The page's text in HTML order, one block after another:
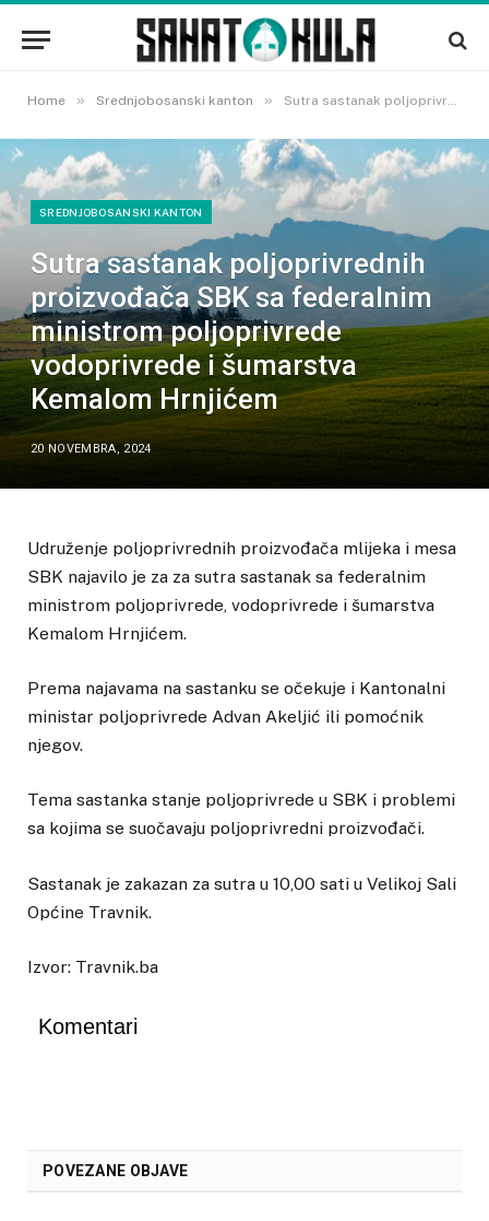
Home » Srednjobosanski kanton » Sutra sastanak poljoprivrednih proizvođača SBK sa federalnim ministrom poljoprivrede vodoprivrede i šumarstva Kemalom Hrnjićem
SREDNJOBOSANSKI KANTON
Sutra sastanak poljoprivrednih
proizvođača SBK sa federalnim
ministrom poljoprivrede
vodoprivrede i šumarstva
Kemalom Hrnjićem
20 NOVEMBRA, 2024
Udruženje poljoprivrednih proizvođača mlijeka i mesa
SBK najavilo je za za sutra sastanak sa federalnim
ministrom poljoprivrede, vodoprivrede i šumarstva
Kemalom Hrnjićem.
Prema najavama na sastanku se očekuje i Kantonalni
ministar poljoprivrede Advan Akeljić ili pomoćnik
njegov.
Tema sastanka stanje poljoprivrede u SBK i problemi
sa kojima se suočavaju poljoprivredni proizvođači.
Sastanak je zakazan za sutra u 10,00 sati u Velikoj Sali
Općine Travnik.
Izvor: Travnik.ba
Komentari
POVEZANE OBJAVE